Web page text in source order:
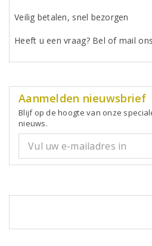
Veilig betalen, snel bezorgen
Heeft u een vraag? Bel of mail ons
Aanmelden nieuwsbrief
Blijf op de hoogte van onze
nieuws.